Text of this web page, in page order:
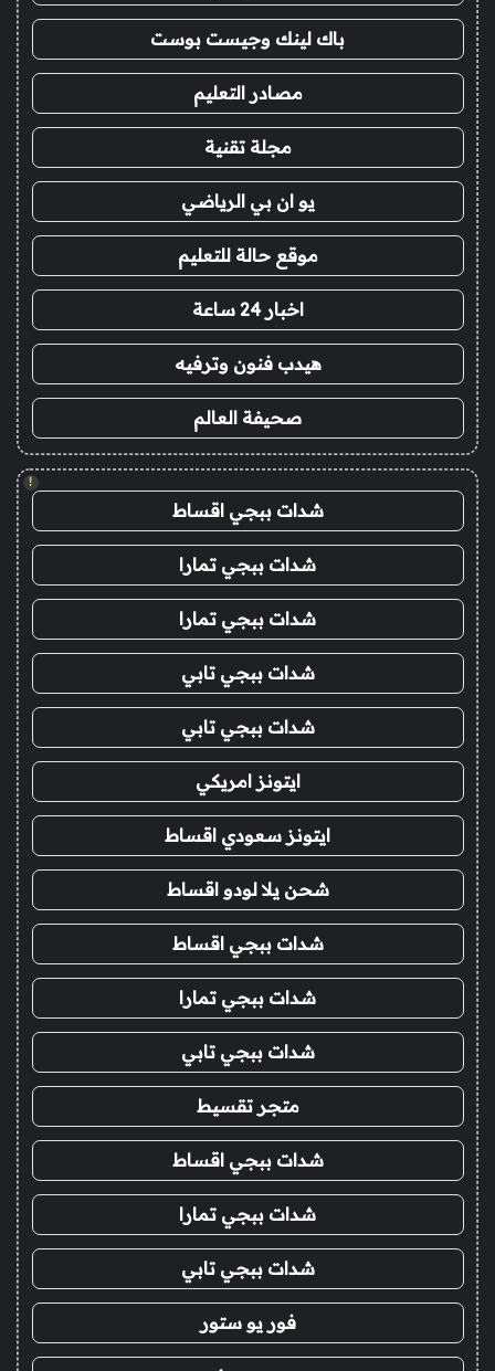
باك لينك وجيست بوست
مصادر التعليم
مجلة تقنية
يو ان بي الرياضي
موقع حالة للتعليم
اخبار 24 ساعة
هيدب فنون وترفيه
صحيفة العالم
!
شدات ببجي اقساط
شدات ببجي تمارا
شدات ببجي تمارا
شدات ببجي تابي
شدات ببجي تابي
ايتونز امريكي
ايتونز سعودي اقساط
شحن يلا لودو اقساط
شدات ببجي اقساط
شدات ببجي تمارا
شدات ببجي تابي
متجر تقسيط
شدات ببجي اقساط
شدات ببجي تمارا
شدات ببجي تابي
فور يو ستور